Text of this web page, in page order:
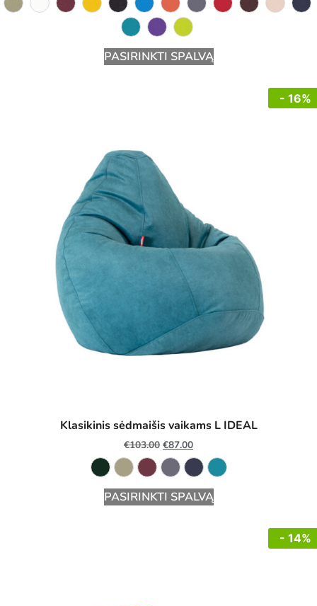
PASIRINKTI SPALVĄ
- 16%
Klasikinis sėdmaišis vaikams L IDEAL
€103.00 €87.00
PASIRINKTI SPALVĄ
- 14%